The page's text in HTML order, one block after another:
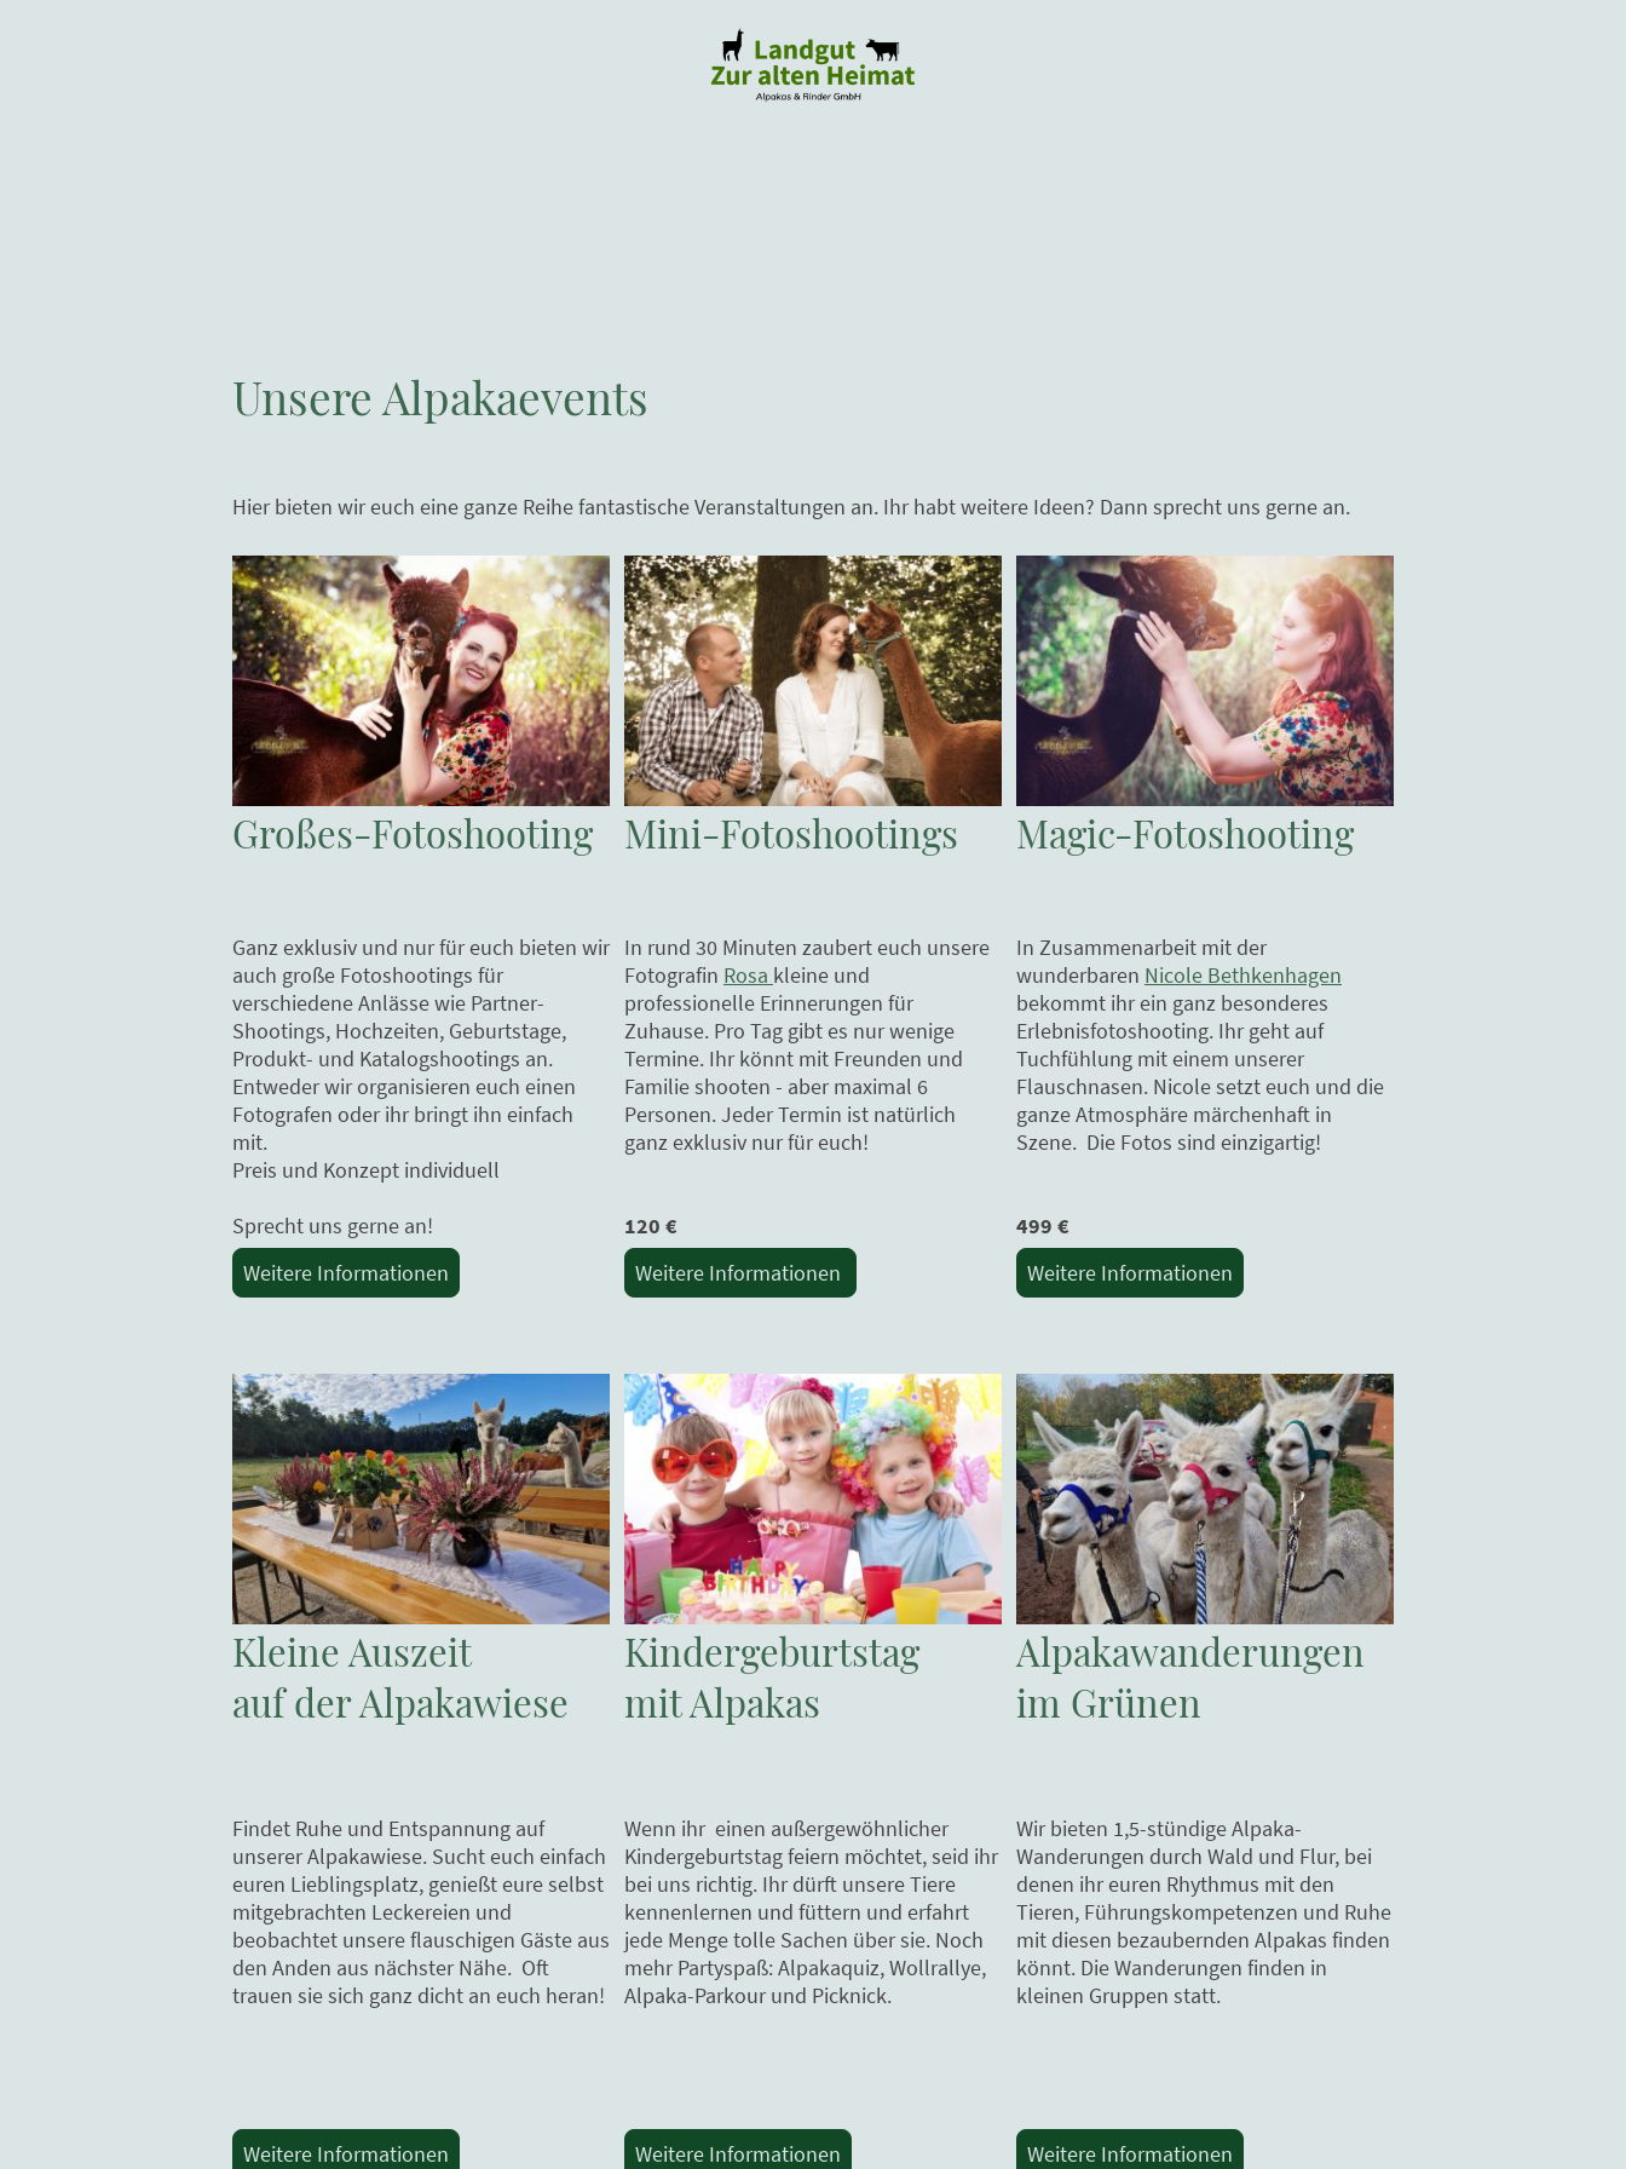
Unsere Alpakaevents
Hier bieten wir euch eine ganze Reihe fantastische Veranstaltungen an. Ihr habt weitere Ideen? Dann sprecht uns gerne an.
Großes-Fotoshooting
Ganz exklusiv und nur für euch bieten wir
auch große Fotoshootings für
verschiedene Anlässe wie Partner-
Shootings, Hochzeiten, Geburtstage,
Produkt- und Katalogshootings an.
Entweder wir organisieren euch einen
Fotografen oder ihr bringt ihn einfach
mit.
Preis und Konzept individuell
Sprecht uns gerne an!
Weitere Informationen
Mini-Fotoshootings
In rund 30 Minuten zaubert euch unsere
Fotografin Rosa kleine und
professionelle Erinnerungen für
Zuhause. Pro Tag gibt es nur wenige
Termine. Ihr könnt mit Freunden und
Familie shooten - aber maximal 6
Personen. Jeder Termin ist natürlich
ganz exklusiv nur für euch!
120 €
Weitere Informationen
Magic-Fotoshooting
In Zusammenarbeit mit der
wunderbaren Nicole Bethkenhagen
bekommt ihr ein ganz besonderes
Erlebnisfotoshooting. Ihr geht auf
Tuchfühlung mit einem unserer
Flauschnasen. Nicole setzt euch und die
ganze Atmosphäre märchenhaft in
Szene. Die Fotos sind einzigartig!
499 €
Weitere Informationen
Kleine Auszeit
auf der Alpakawiese
Findet Ruhe und Entspannung auf
unserer Alpakawiese. Sucht euch einfach
euren Lieblingsplatz, genießt eure selbst
mitgebrachten Leckereien und
beobachtet unsere flauschigen Gäste aus
den Anden aus nächster Nähe. Oft
trauen sie sich ganz dicht an euch heran!
Weitere Informationen
Kindergeburtstag
mit Alpakas
Wenn ihr einen außergewöhnlicher
Kindergeburtstag feiern möchtet, seid ihr
bei uns richtig. Ihr dürft unsere Tiere
kennenlernen und füttern und erfahrt
jede Menge tolle Sachen über sie. Noch
mehr Partyspaß: Alpakaquiz, Wollrallye,
Alpaka-Parkour und Picknick.
Weitere Informationen
Alpakawanderungen
im Grünen
Wir bieten 1,5-stündige Alpaka-
Wanderungen durch Wald und Flur, bei
denen ihr euren Rhythmus mit den
Tieren, Führungskompetenzen und Ruhe
mit diesen bezaubernden Alpakas finden
könnt. Die Wanderungen finden in
kleinen Gruppen statt.
Weitere Informationen